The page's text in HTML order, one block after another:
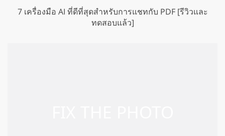
7 เครื่องมือ AI ที่ดีที่สุดสำหรับการแชทกับ PDF [รีวิวและ
ทดสอบแล้ว]